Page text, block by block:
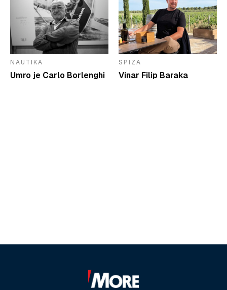
NAUTIKA
Umro je Carlo Borlenghi
SPIZA
Vinar Filip Baraka